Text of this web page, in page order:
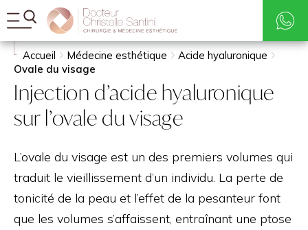
Tarifs
Rechercher
Accueil Médecine esthétique
Acide hyaluronique
Ovale du visage
Injection d’acide hyaluronique
sur l’ovale du visage
L’ovale du visage est un des premiers volumes qui
traduit le vieillissement d’un individu. La perte de
tonicité de la peau et l’effet de la pesanteur font
que les volumes s’affaissent, entraînant une ptose